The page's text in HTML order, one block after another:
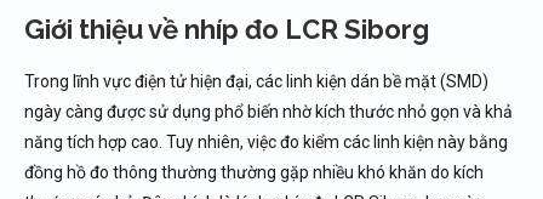
Tại sao nên chọn nhíp đo LCR Siborg?
Nếu bạn cần nhíp đo LCR Siborg chính hãng, uy tín
Giới thiệu về nhíp đo LCR Siborg
Trong lĩnh vực điện tử hiện đại, các linh kiện dán bề mặt (SMD)
ngày càng được sử dụng phổ biến nhờ kích thước nhỏ gọn và khả
năng tích hợp cao. Tuy nhiên, việc đo kiểm các linh kiện này bằng
đồng hồ đo thông thường thường gặp nhiều khó khăn do kích